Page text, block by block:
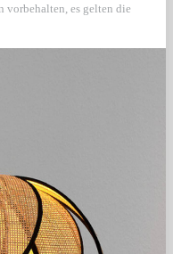
vorbehalten, es gelten die